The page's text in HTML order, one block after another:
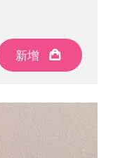
新增
新增
新增
新增